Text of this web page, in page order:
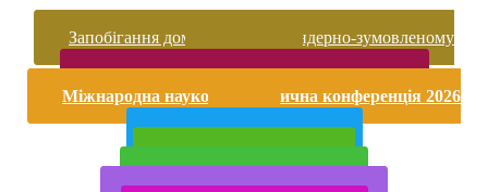
Запобігання домашньому та гендерно-зумовленому
Міжнародна науково-практична конференція 2026